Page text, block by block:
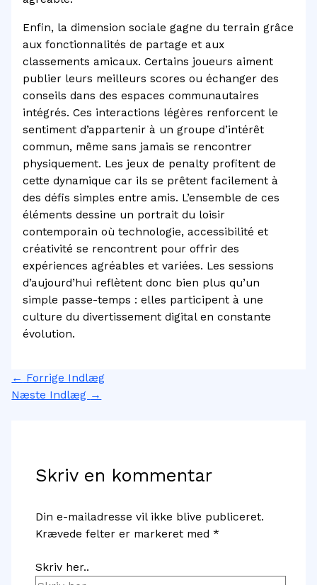
Enfin, la dimension sociale gagne du terrain grâce
aux fonctionnalités de partage et aux
classements amicaux. Certains joueurs aiment
publier leurs meilleurs scores ou échanger des
conseils dans des espaces communautaires
intégrés. Ces interactions légères renforcent le
sentiment d’appartenir à un groupe d’intérêt
commun, même sans jamais se rencontrer
physiquement. Les jeux de penalty profitent de
cette dynamique car ils se prêtent facilement à
des défis simples entre amis. L’ensemble de ces
éléments dessine un portrait du loisir
contemporain où technologie, accessibilité et
créativité se rencontrent pour offrir des
expériences agréables et variées. Les sessions
d’aujourd’hui reflètent donc bien plus qu’un
simple passe-temps : elles participent à une
culture du divertissement digital en constante
évolution.
← Forrige Indlæg
Næste Indlæg →
Skriv en kommentar
Din e-mailadresse vil ikke blive publiceret.
Krævede felter er markeret med *
Skriv her..